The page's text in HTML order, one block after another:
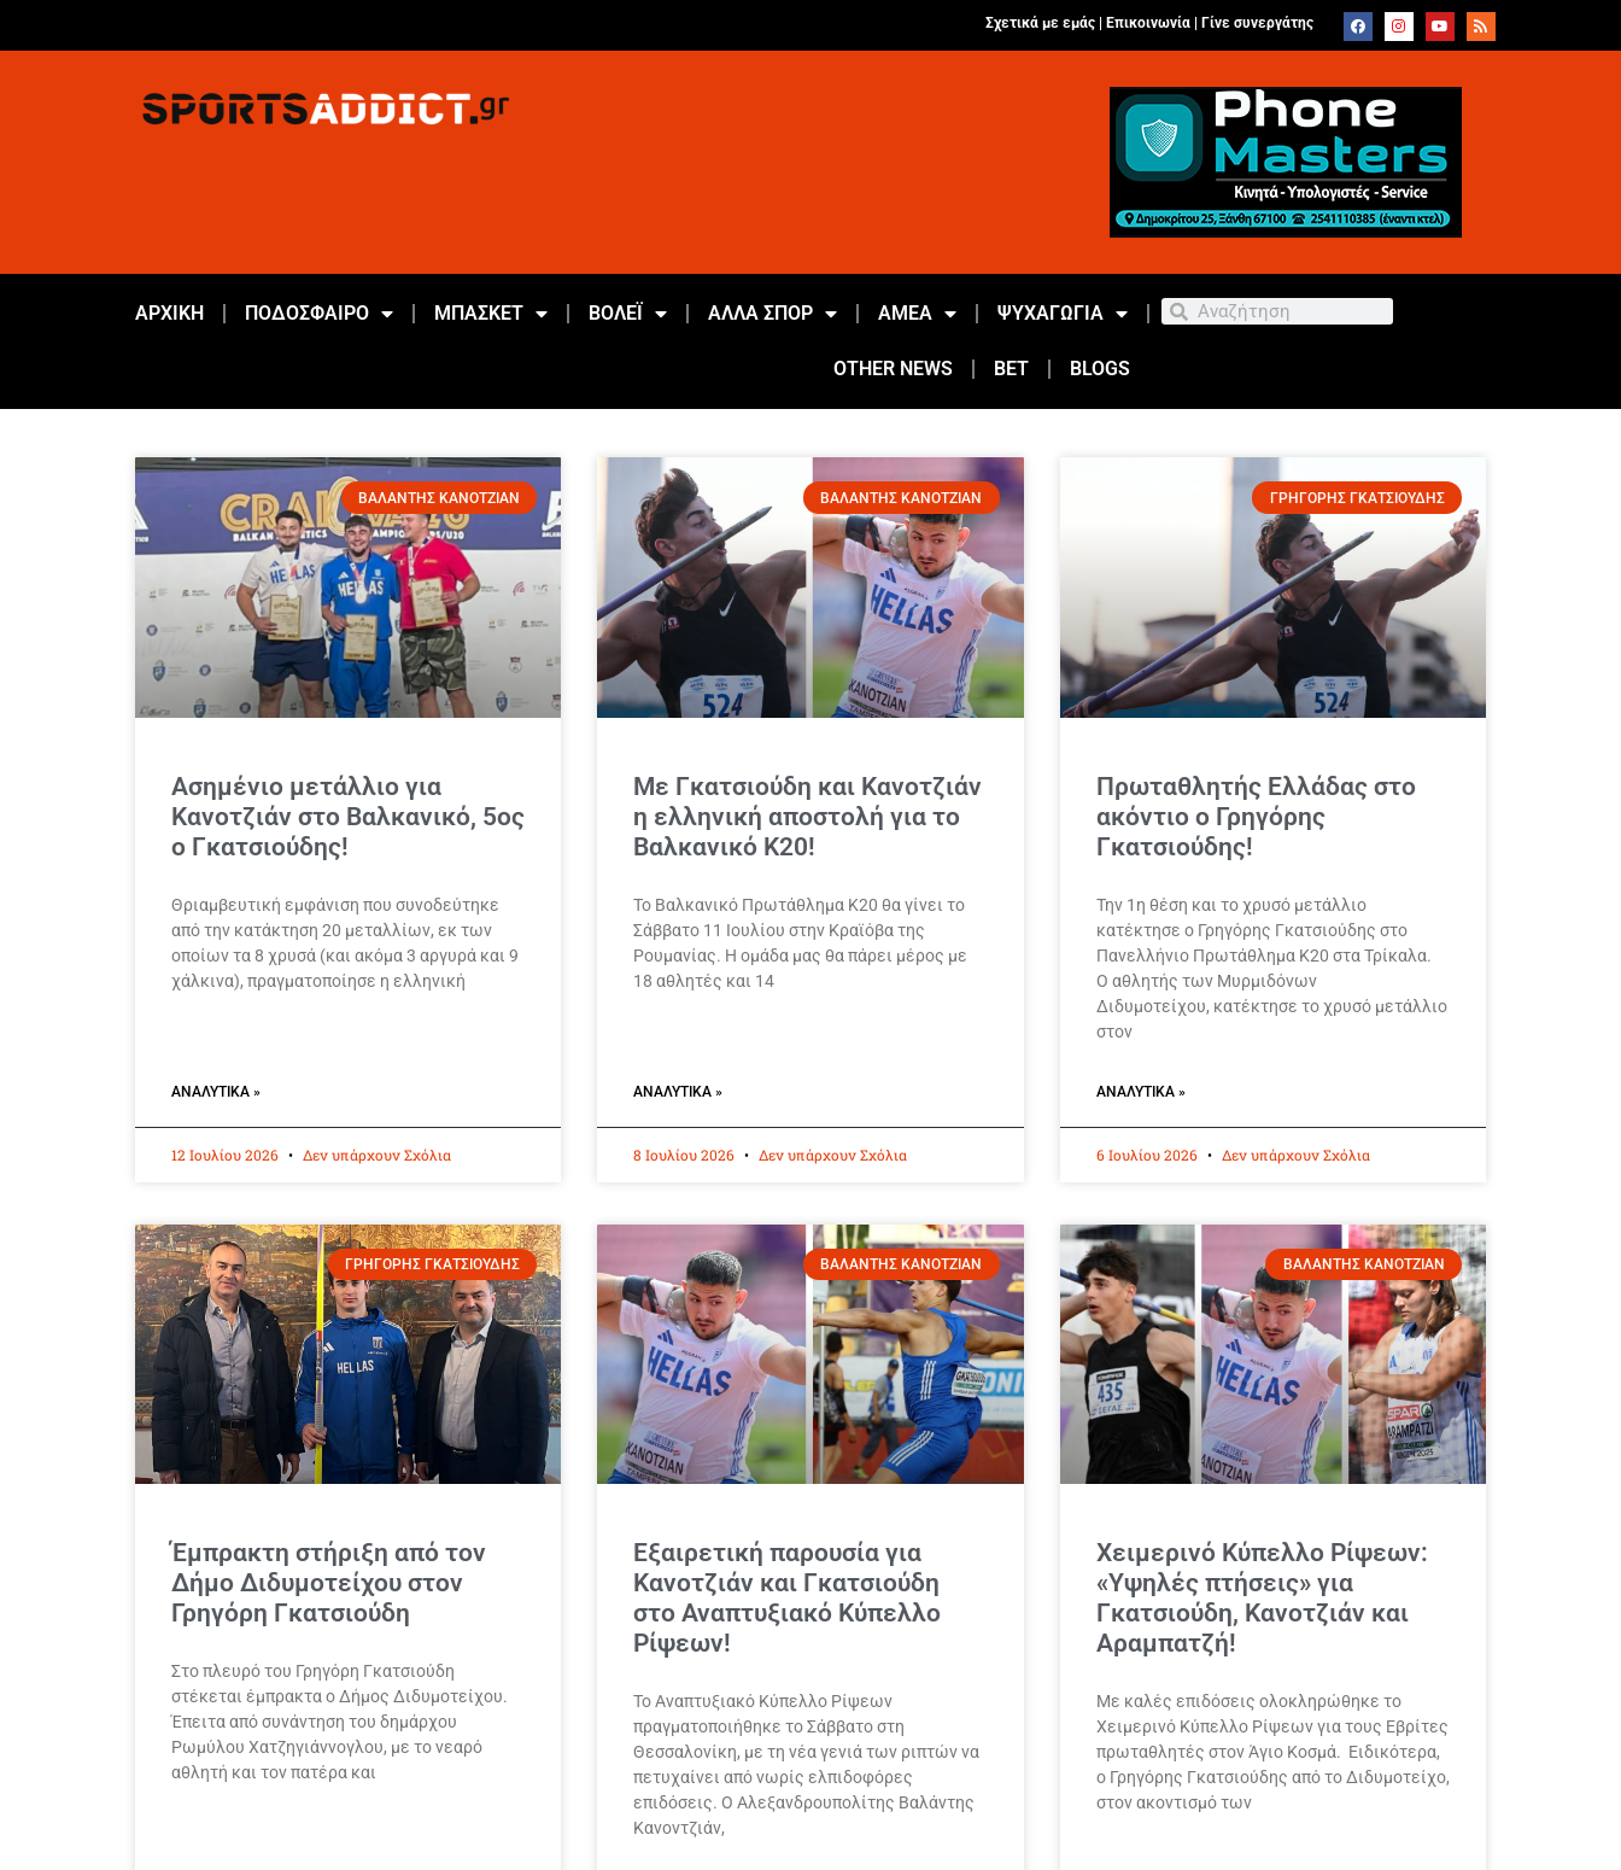
Σχετικά με εμάς | Επικοινωνία Γίνε συνεργάτης
ΑΡΧΙΚΗ ΠΟΔΟΣΦΑΙΡΟ ΜΠΑΣΚΕΤ ΒΟΛΕΪ ΑΛΛΑ ΣΠΟΡ ΑΜΕΑ ΨΥΧΑΓΩΓΙΑ
OTHER NEWS BET BLOGS
ΒΑΛΑΝΤΗΣ ΚΑΝΟΤΖΙΑΝ
Ασημένιο μετάλλιο για
Κανοτζιάν στο Βαλκανικό, 5ος
ο Γκατσιούδης!
Θριαμβευτική εμφάνιση που συνοδεύτηκε
από την κατάκτηση 20 μεταλλίων, εκ των
οποίων τα 8 χρυσά (και ακόμα 3 αργυρά και 9
χάλκινα), πραγματοποίησε η ελληνική
ΑΝΑΛΥΤΙΚΆ »
12 Ιουλίου 2026 Δεν υπάρχουν Σχόλια
ΒΑΛΑΝΤΗΣ ΚΑΝΟΤΖΙΑΝ
Με Γκατσιούδη και Κανοτζιάν
η ελληνική αποστολή για το
Βαλκανικό Κ20!
Το Βαλκανικό Πρωτάθλημα Κ20 θα γίνει το
Σάββατο 11 Ιουλίου στην Κραϊόβα της
Ρουμανίας. Η ομάδα μας θα πάρει μέρος με
18 αθλητές και 14
ΑΝΑΛΥΤΙΚΆ »
8 Ιουλίου 2026 Δεν υπάρχουν Σχόλια
ΓΡΗΓΟΡΗΣ ΓΚΑΤΣΙΟΥΔΗΣ
Πρωταθλητής Ελλάδας στο
ακόντιο ο Γρηγόρης
Γκατσιούδης!
Την 1η θέση και το χρυσό μετάλλιο
κατέκτησε ο Γρηγόρης Γκατσιούδης στο
Πανελλήνιο Πρωτάθλημα Κ20 στα Τρίκαλα.
Ο αθλητής των Μυρμιδόνων
Διδυμοτείχου, κατέκτησε το χρυσό μετάλλιο
στον
ΑΝΑΛΥΤΙΚΆ »
6 Ιουλίου 2026 Δεν υπάρχουν Σχόλια
ΓΡΗΓΟΡΗΣ ΓΚΑΤΣΙΟΥΔΗΣ
Έμπρακτη στήριξη από τον
Δήμο Διδυμοτείχου στον
Γρηγόρη Γκατσιούδη
Στο πλευρό του Γρηγόρη Γκατσιούδη
στέκεται έμπρακτα ο Δήμος Διδυμοτείχου.
Έπειτα από συνάντηση του δημάρχου
Ρωμύλου Χατζηγιάννογλου, με το νεαρό
αθλητή και τον πατέρα και
ΒΑΛΑΝΤΗΣ ΚΑΝΟΤΖΙΑΝ
Εξαιρετική παρουσία για
Κανοτζιάν και Γκατσιούδη
στο Αναπτυξιακό Κύπελλο
Ρίψεων!
Το Αναπτυξιακό Κύπελλο Ρίψεων
πραγματοποιήθηκε το Σάββατο στη
Θεσσαλονίκη, με τη νέα γενιά των ριπτών να
πετυχαίνει από νωρίς ελπιδοφόρες
επιδόσεις. Ο Αλεξανδρουπολίτης Βαλάντης
Κανοντζιάν,
ΒΑΛΑΝΤΗΣ ΚΑΝΟΤΖΙΑΝ
Χειμερινό Κύπελλο Ρίψεων:
«Υψηλές πτήσεις» για
Γκατσιούδη, Κανοτζιάν και
Αραμπατζή!
Με καλές επιδόσεις ολοκληρώθηκε το
Χειμερινό Κύπελλο Ρίψεων για τους Εβρίτες
πρωταθλητές στον Άγιο Κοσμά. Ειδικότερα,
ο Γρηγόρης Γκατσιούδης από το Διδυμοτείχο,
στον ακοντισμό των